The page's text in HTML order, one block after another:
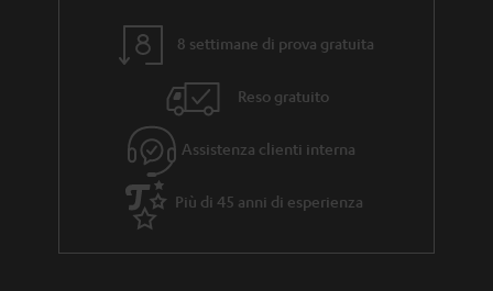
8 settimane di prova gratuita
Reso gratuito
Assistenza clienti interna
Più di 45 anni di esperienza